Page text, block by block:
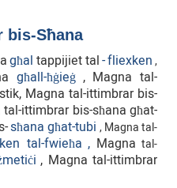
bis-Sħana
għal tappijiet tal-fliexken,
għall-ħġieġ , Magna tal-
Magna tal-ittimbrar bis-
ittimbrar bis-sħana għat-
sħana għat-tubi , Magna tal-
tal-fwieħa , Magna tal-
, Magna tal-ittimbrar